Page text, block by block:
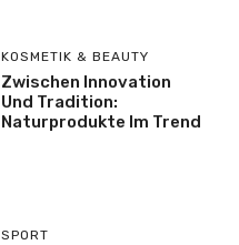
KOSMETIK & BEAUTY
Zwischen Innovation
Und Tradition:
Naturprodukte Im Trend
SPORT